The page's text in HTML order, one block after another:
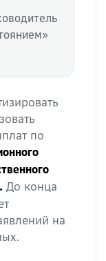
по
До конца
на